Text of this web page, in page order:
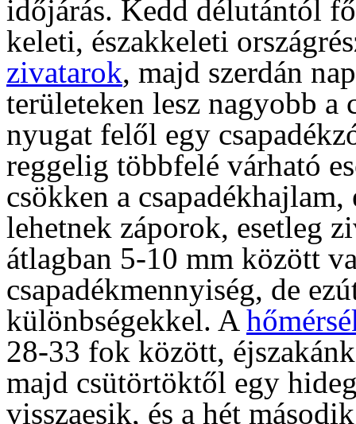
időjárás. Kedd délutántól
keleti, északkeleti
zivatarok, majd szerdán
területeken lesz nagyobb a
nyugat felől egy
reggelig többfelé várható
csökken a
lehetnek záporok, esetleg
átlagban 5-10 mm között
csapadékmennyiség, de
különbségekkel. A
28-33 fok között,
majd csütörtöktől egy
visszaesik, és a hét